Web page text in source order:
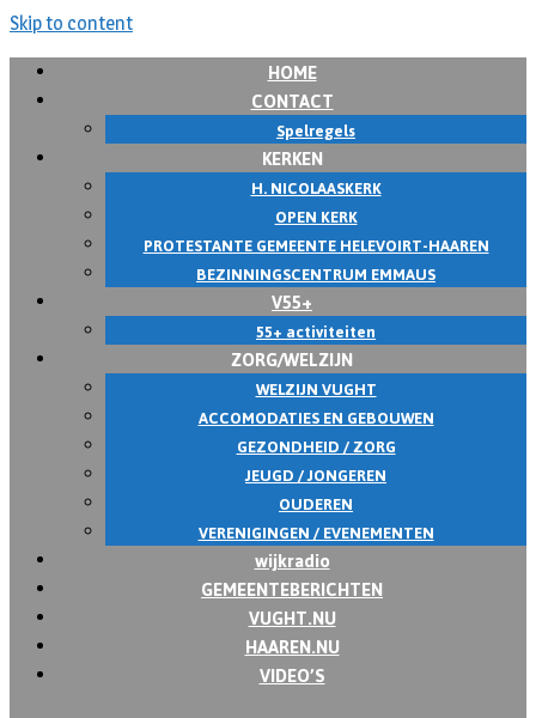
Skip to content
HOME
CONTACT
Spelregels
KERKEN
H. NICOLAASKERK
OPEN KERK
PROTESTANTE GEMEENTE HELEVOIRT-HAAREN
BEZINNINGSCENTRUM EMMAUS
V55+
55+ activiteiten
ZORG/WELZIJN
WELZIJN VUGHT
ACCOMODATIES EN GEBOUWEN
GEZONDHEID / ZORG
JEUGD / JONGEREN
OUDEREN
VERENIGINGEN / EVENEMENTEN
wijkradio
GEMEENTEBERICHTEN
VUGHT.NU
HAAREN.NU
VIDEO’S